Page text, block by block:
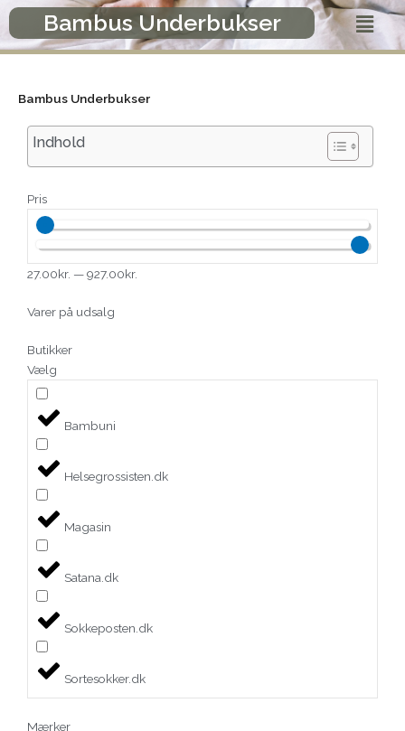
Gå
indholdet
Bambus Underbukser Menu
Bambus Underbukser
Indhold
Pris
27.00kr. —927.00kr.
Varer på udsalg
Butikker
Vælg
Bambuni
Helsegrossisten.dk
Magasin
Satana.dk
Sokkeposten.dk
Sortesokker.dk
Mærker